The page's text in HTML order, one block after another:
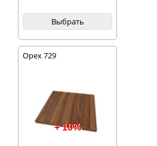
Выбрать
Орех 729
+ 10%